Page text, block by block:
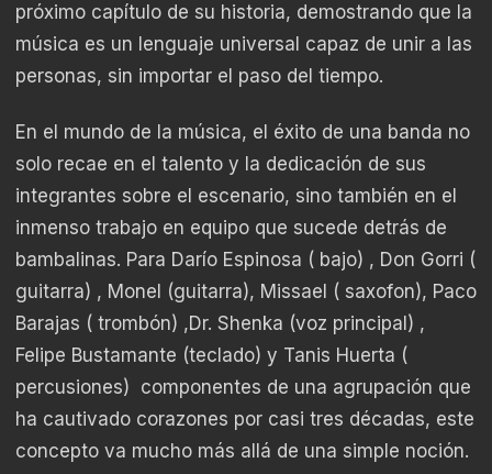
próximo capítulo de su historia, demostrando que la
música es un lenguaje universal capaz de unir a las
personas, sin importar el paso del tiempo.
En el mundo de la música, el éxito de una banda no
solo recae en el talento y la dedicación de sus
integrantes sobre el escenario, sino también en el
inmenso trabajo en equipo que sucede detrás de
bambalinas. Para Darío Espinosa ( bajo) , Don Gorri (
guitarra) , Monel (guitarra), Missael ( saxofon), Paco
Barajas ( trombón) ,Dr. Shenka (voz principal) ,
Felipe Bustamante (teclado) y Tanis Huerta (
percusiones) componentes de una agrupación que
ha cautivado corazones por casi tres décadas, este
concepto va mucho más allá de una simple noción.